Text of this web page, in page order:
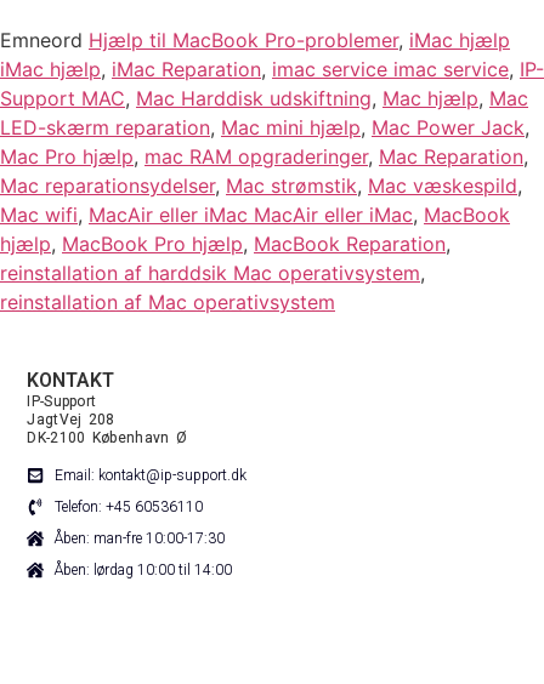
Emneord Hjælp til MacBook Pro-problemer, iMac hjælp
iMac hjælp, iMac Reparation, imac service imac service, IP-
Support MAC, Mac Harddisk udskiftning, Mac hjælp, Mac
LED-skærm reparation, Mac mini hjælp, Mac Power Jack,
Mac Pro hjælp, mac RAM opgraderinger, Mac Reparation,
Mac reparationsydelser, Mac strømstik, Mac væskespild,
Mac wifi, MacAir eller iMac MacAir eller iMac, MacBook
hjælp, MacBook Pro hjælp, MacBook Reparation,
reinstallation af harddsik Mac operativsystem,
reinstallation af Mac operativsystem
KONTAKT
IP-Support
JagtVej 208
DK-2100 København Ø
Email: kontakt@ip-support.dk
Telefon: +45 60536110
Åben: man-fre 10:00-17:30
Åben: lørdag 10:00 til 14:00